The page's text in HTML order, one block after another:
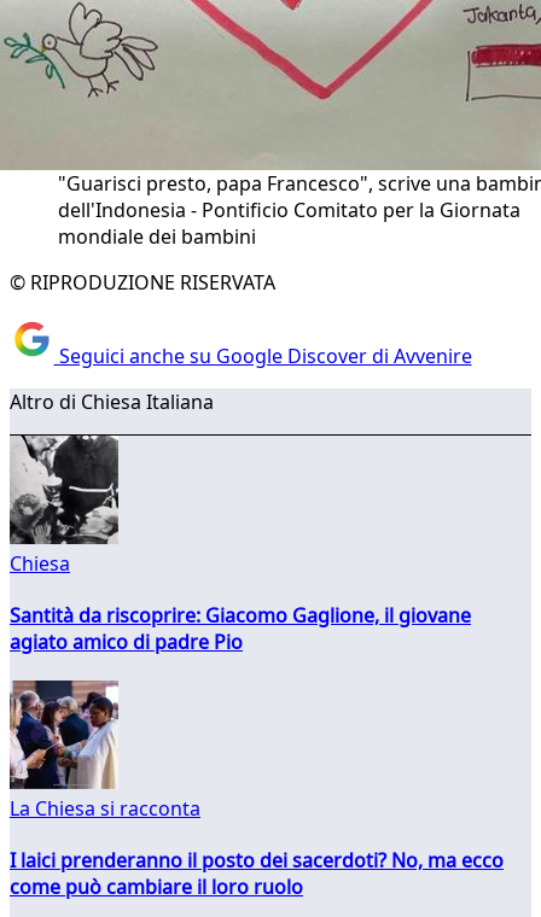
"Guarisci presto, papa Francesco", scrive una
dell'Indonesia - Pontificio Comitato per la Giornata
mondiale dei bambini
© RIPRODUZIONE RISERVATA
Seguici anche su Google Discover di Avvenire
Altro di Chiesa Italiana
Chiesa
Santità da riscoprire: Giacomo Gaglione, il giovane
agiato amico di padre Pio
La Chiesa si racconta
I laici prenderanno il posto dei sacerdoti? No, ma ecco
come può cambiare il loro ruolo